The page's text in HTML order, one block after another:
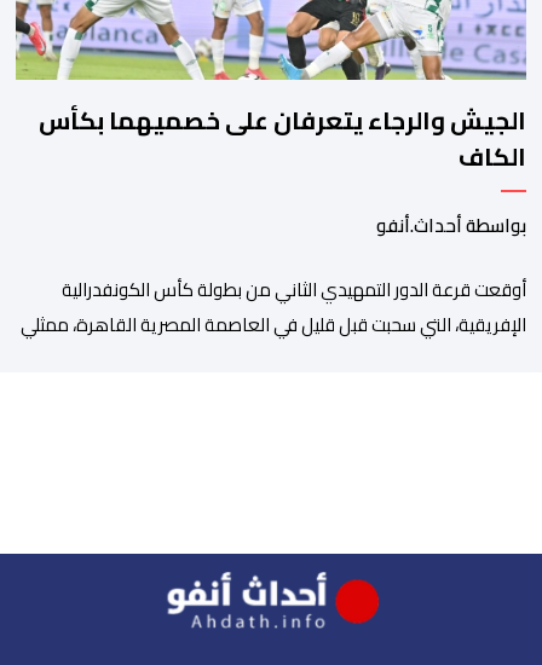
الجيش والرجاء يتعرفان على خصميهما بكأس
الكاف
بواسطة أحداث.أنفو
أوقعت قرعة الدور التمهيدي الثاني من بطولة كأس الكونفدرالية
الإفريقية، التي سحبت قبل قليل في العاصمة المصرية القاهرة، ممثلي